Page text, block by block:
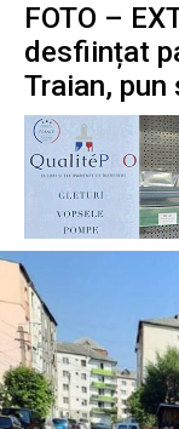
FOTO –
desființat
Traian, pun